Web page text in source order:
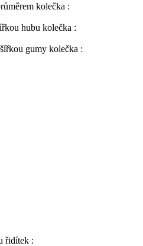
kolečka :
hubu kolečka :
gumy kolečka :
řidítek :